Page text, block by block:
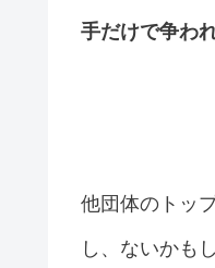
手だけで争わ
他団体のトッ
し、ないかも